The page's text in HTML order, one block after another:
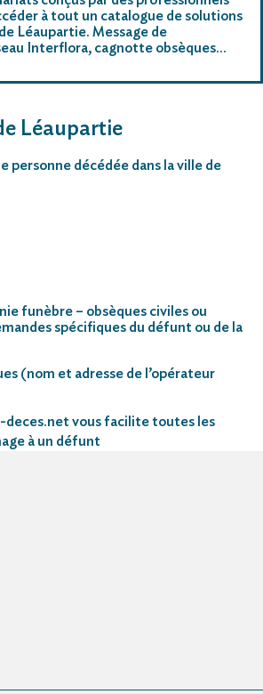
à tout un catalogue de solutions
Léaupartie. Message de
Interflora, cagnotte obsèques…
Léaupartie
personne décédée dans la ville de
funèbre – obsèques civiles ou
spécifiques du défunt ou de la
(nom et adresse de l’opérateur
deces.net vous facilite toutes les
à un défunt